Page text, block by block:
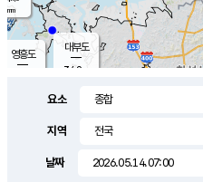
mm
영흥도
1.8m/s
대부도
34.8
요소
지역
날짜